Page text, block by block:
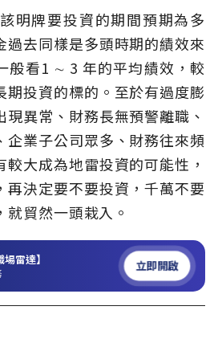
明牌要投資的期間預期為多
過去同樣是多頭時期的績效來
般看1 ∼ 3 年的平均績效，較
期投資的標的。至於有過度膨
異常、財務長無預警離職、
企業子公司眾多、財務往來頻
大成為地雷投資的可能性，
再決定要不要投資，千萬不要
貿然一頭栽入。
雷達】 立即開啟